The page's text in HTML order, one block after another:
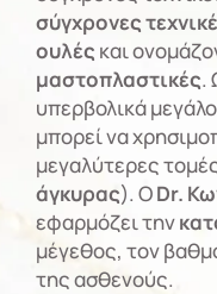
σύγχρονες
ουλές και
μαστοπλαστικές.
υπερβολικά
μπορεί να
μεγαλύτερες
άγκυρας). ΟDr.
εφαρμόζει την
μέγεθος, τον
της ασθενούς.